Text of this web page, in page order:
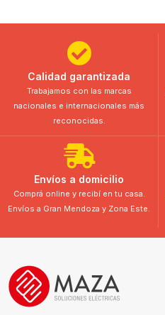
Calidad garantizada
Trabajamos con las marcas
nacionales e internacionales más
reconocidas.
Envíos a domicilio
Comprá online y recibí en tu casa.
Envíos a Gran Mendoza y Zona Este.